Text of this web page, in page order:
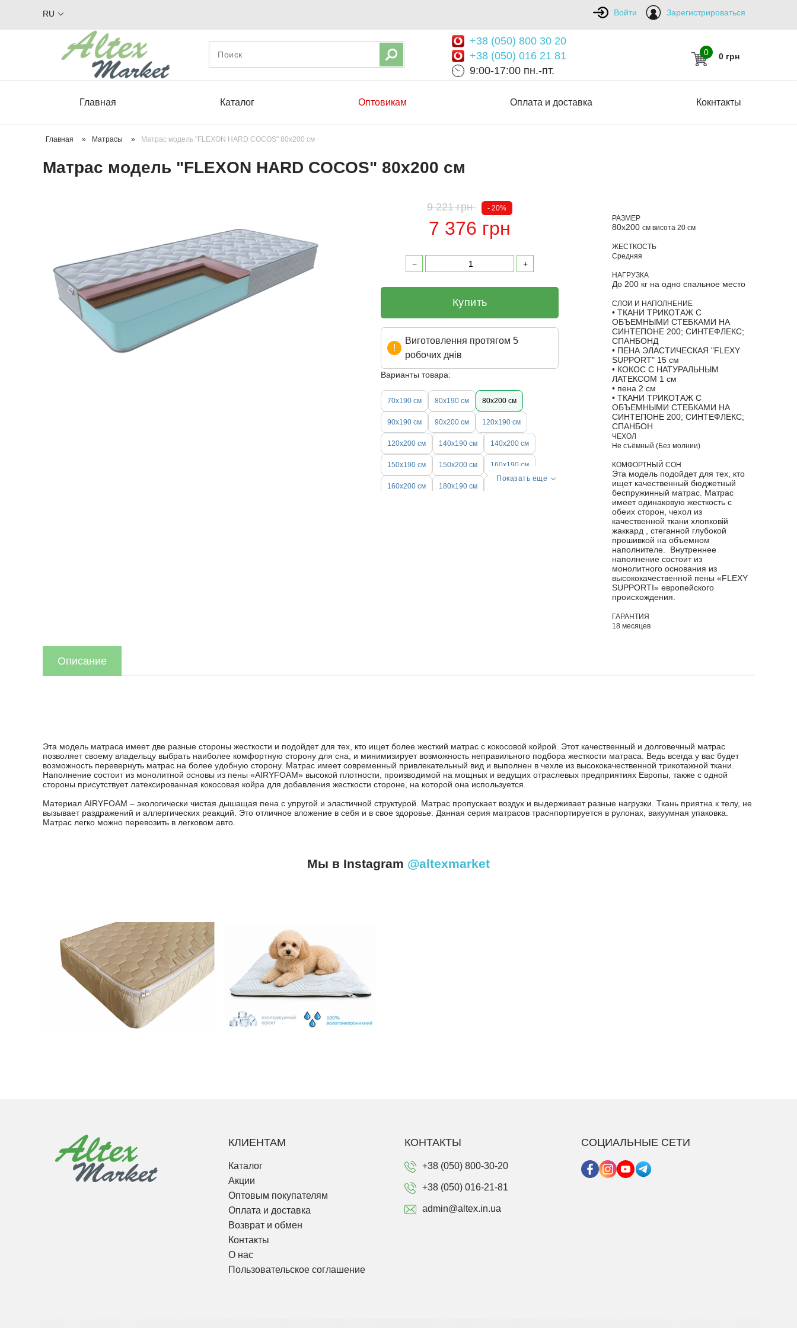
Войти Зарегистрироваться
RU
+38 (050) 800 30 20
+38 (050) 016 21 81
9:00-17:00 пн.-пт.
0 0 грн
Главная Каталог Оптовикам Оплата и доставка Кокнтакты
Главная » Матрасы » Матрас модель "FLEXON HARD COCOS" 80х200 см
Матрас модель "FLEXON HARD COCOS" 80х200 см
9 221 грн - 20%
7 376 грн
Купить
Виготовлення протягом 5
робочих днів
Варианты товара:
70х190 см 80х190 см 80х200 см
90х190 см 90х200 см 120х190 см
120х200 см 140х190 см 140х200 см
150х190 см 150x200 см 160х190 см
160х200 см 180х190 см
Показать еще
РАЗМЕР
80х200 см висота 20 см
ЖЕСТКОСТЬ
Средняя
НАГРУЗКА
До 200 кг на одно спальное место
СЛОИ И НАПОЛНЕНИЕ
• ТКАНИ ТРИКОТАЖ С
ОБЪЕМНЫМИ СТЕБКАМИ НА
СИНТЕПОНЕ 200; СИНТЕФЛЕКС;
СПАНБОНД
• ПЕНА ЭЛАСТИЧЕСКАЯ "FLEXY
SUPPORT" 15 см
• КОКОС С НАТУРАЛЬНЫМ
ЛАТЕКСОМ 1 см
• пена 2 см
• ТКАНИ ТРИКОТАЖ С
ОБЪЕМНЫМИ СТЕБКАМИ НА
СИНТЕПОНЕ 200; СИНТЕФЛЕКС;
СПАНБОН
ЧЕХОЛ
Не съёмный (Без молнии)
КОМФОРТНЫЙ СОН
Эта модель подойдет для тех, кто
ищет качественный бюджетный
беспружинный матрас. Матрас
имеет одинаковую жесткость с
обеих сторон, чехол из
качественной ткани хлопковій
жаккард , стеганной глубокой
прошивкой на объемном
наполнителе. Внутреннее
наполнение состоит из
монолитного основания из
высококачественной пены «FLEXY
SUPPORTI» европейского
происхождения.
ГАРАНТИЯ
18 месяцев
Описание
Эта модель матраса имеет две разные стороны жесткости и подойдет для тех, кто ищет более жесткий матрас с кокосовой койрой. Этот качественный и долговечный матрас
позволяет своему владельцу выбрать наиболее комфортную сторону для сна, и минимизирует возможность неправильного подбора жесткости матраса. Ведь всегда у вас будет
возможность перевернуть матрас на более удобную сторону. Матрас имеет современный привлекательный вид и выполнен в чехле из высококачественной трикотажной ткани.
Наполнение состоит из монолитной основы из пены «AIRYFOAM» высокой плотности, производимой на мощных и ведущих отраслевых предприятиях Европы, также с одной
стороны присутствует латексированная кокосовая койра для добавления жесткости стороне, на которой она используется.
Материал AIRYFOAM – экологически чистая дышащая пена с упругой и эластичной структурой. Матрас пропускает воздух и выдерживает разные нагрузки. Ткань приятна к телу, не
вызывает раздражений и аллергических реакций. Это отличное вложение в себя и в свое здоровье. Данная серия матрасов траснпортируется в рулонах, вакуумная упаковка.
Матрас легко можно перевозить в легковом авто.
Мы в Instagram @altexmarket
КЛИЕНТАМ
Каталог
Акции
Оптовым покупателям
Оплата и доставка
Возврат и обмен
Контакты
О нас
Пользовательское соглашение
КОНТАКТЫ
+38 (050) 800-30-20
+38 (050) 016-21-81
admin@altex.in.ua
СОЦИАЛЬНЫЕ СЕТИ